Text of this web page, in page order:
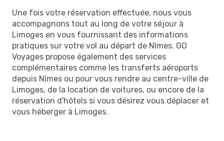
Une fois votre réservation effectuée, nous vous
accompagnons tout au long de votre séjour à
Limoges en vous fournissant des informations
pratiques sur votre vol au départ de Nîmes. GO
Voyages propose également des services
complémentaires comme les transferts aéroports
depuis Nîmes ou pour vous rendre au centre-ville de
Limoges, de la location de voitures, ou encore de la
réservation d'hôtels si vous désirez vous déplacer et
vous héberger à Limoges.